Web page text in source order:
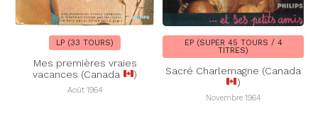
LP (33 TOURS)
Mes premières vraies
vacances (Canada
)
Août 1964
EP (SUPER 45 TOURS / 4
TITRES)
Sacré Charlemagne (Canada
)
Novembre 1964